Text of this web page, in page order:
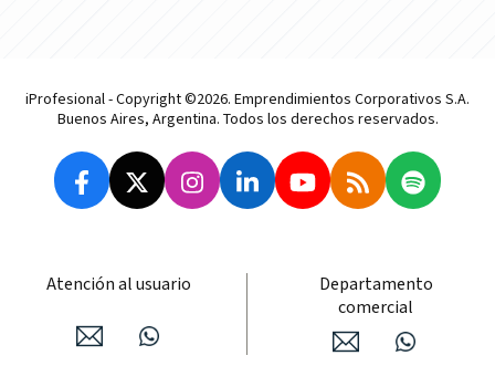
iProfesional - Copyright ©2026. Emprendimientos Corporativos S.A.
Buenos Aires, Argentina. Todos los derechos reservados.
Atención al usuario
Departamento
comercial